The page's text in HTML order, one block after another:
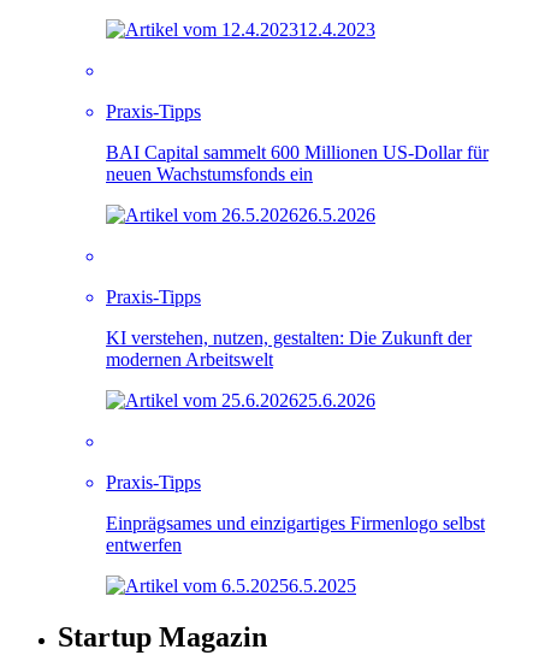
12.4.2023
Praxis-Tipps
BAI Capital sammelt 600 Millionen US-Dollar für
neuen Wachstumsfonds ein
26.5.2026
Praxis-Tipps
KI verstehen, nutzen, gestalten: Die Zukunft der
modernen Arbeitswelt
25.6.2026
Praxis-Tipps
Einprägsames und einzigartiges Firmenlogo selbst
entwerfen
6.5.2025
Startup Magazin